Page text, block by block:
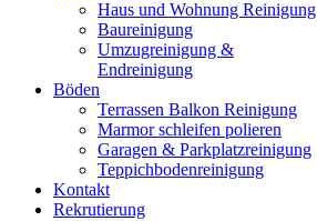
Haus und Wohnung Reinigung
Baureinigung
Umzugreinigung &
Endreinigung
Böden
Terrassen Balkon Reinigung
Marmor schleifen polieren
Garagen & Parkplatzreinigung
Teppichbodenreinigung
Kontakt
Rekrutierung